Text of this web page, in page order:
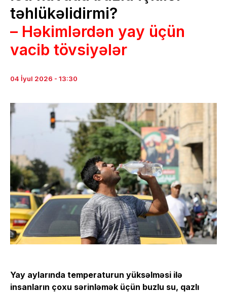
təhlükəlidirmi?
– Həkimlərdən yay üçün
vacib tövsiyələr
04 İyul 2026 - 13:30
Yay aylarında temperaturun yüksəlməsi ilə
insanların çoxu sərinləmək üçün buzlu su, qazlı